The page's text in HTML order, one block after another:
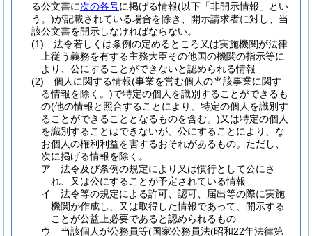
る公文書に次の各号に掲げる情報(以下「非開示情報」とい
う。)が記載されている場合を除き、開示請求者に対し、当
該公文書を開示しなければならない。
(1)
法令若しくは条例の定めるところ又は実施機関が法律
上従う義務を有する主務大臣その他国の機関の指示等に
より、公にすることができないと認められる情報
(2)
個人に関する情報(事業を営む個人の当該事業に関す
る情報を除く。)で特定の個人を識別することができるも
の(他の情報と照合することにより、特定の個人を識別す
ることができることとなるものを含む。)又は特定の個人
を識別することはできないが、公にすることにより、な
お個人の権利利益を害するおそれがあるもの。 ただし、
次に掲げる情報を除く。
ア
法令及び条例の規定により又は慣行として公にさ
れ、又は公にすることが予定されている情報
イ
法令等の規定による許可、認可、届出等の際に実施
機関が作成し、又は取得した情報であって、開示する
ことが公益上必要であると認められるもの
ウ
当該個人が公務員等(国家公務員法(昭和22年法律第